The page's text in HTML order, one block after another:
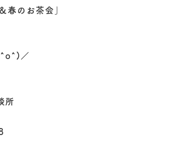
春のお茶会」
／
所